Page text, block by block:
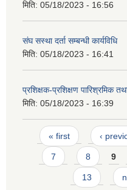
मिति: 05/18/2023 - 16:56
संघ सस्था दर्ता सम्बन्धी कार्यविधि
मिति: 05/18/2023 - 16:41
प्रशिक्षक-प्रशिक्षण पारिश्रमिक
मिति: 05/18/2023 - 16:39
Pages
« first ‹
7 8 9
13